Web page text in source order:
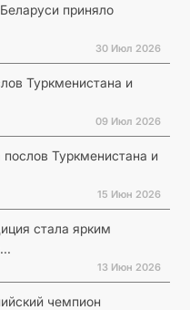
приняло
30 Июл 2026
Туркменистана и
09 Июл 2026
Туркменистана и
15 Июн 2026
стала ярким
13 Июн 2026
чемпион